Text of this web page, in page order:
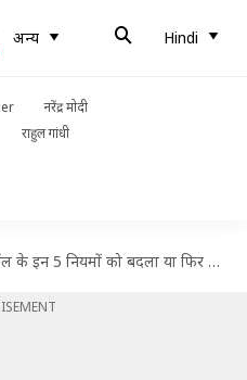
अन्य Hindi
नरेंद्र मोदी
राहुल गांधी
5 नियमों को बदला या फिर संसोधित किया जाना चाहिए